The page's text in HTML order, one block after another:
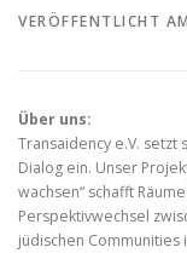
VERÖFFENTLICHT AM
Über uns:
Transaidency e.V. setzt
Dialog ein. Unser
wachsen“ schafft
Perspektivwechsel
jüdischen